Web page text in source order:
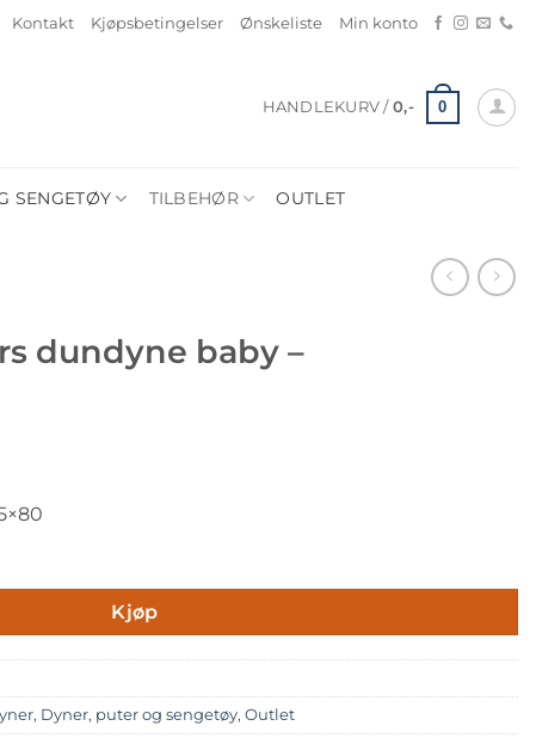
Kontakt Kjøpsbetingelser Ønskeliste Min konto
HANDLEKURV / 0,- 0
SENGETØY TILBEHØR OUTLET
dundyne baby –
Kjøp
, Dyner, puter og sengetøy, Outlet